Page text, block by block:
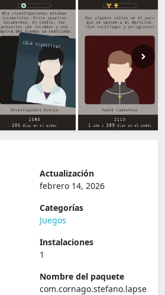
Actualización
febrero 14, 2026
Categorías
Juegos
Instalaciones
1
Nombre del paquete
com.cornago.stefano.lapse